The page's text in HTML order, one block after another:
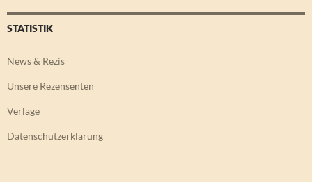
STATISTIK
News & Rezis
Unsere Rezensenten
Verlage
Datenschutzerklärung